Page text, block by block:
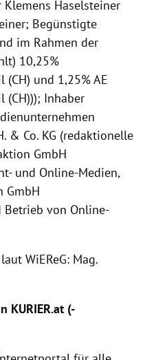
Klemens Haselsteiner
Begünstigte
im Rahmen der
10,25%
(CH) und 1,25% AE
(CH))); Inhaber
& Co. KG (redaktionelle
GmbH
und Online-Medien,
GmbH
Betrieb von Online-
WiEReG: Mag.
KURIER.at (-